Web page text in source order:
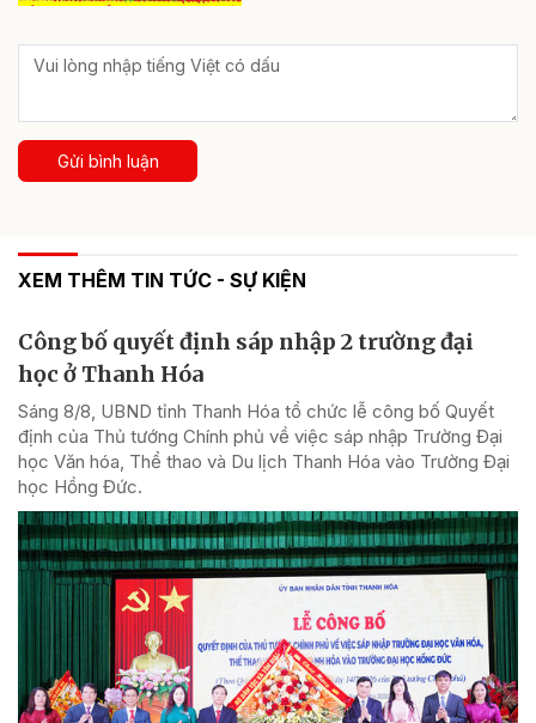
Gửi bình luận
XEM THÊM TIN TỨC - SỰ KIỆN
Công bố quyết định sáp nhập 2 trường đại
học ở Thanh Hóa
Sáng 8/8, UBND tỉnh Thanh Hóa tổ chức lễ công bố Quyết
định của Thủ tướng Chính phủ về việc sáp nhập Trường Đại
học Văn hóa, Thể thao và Du lịch Thanh Hóa vào Trường Đại
học Hồng Đức.